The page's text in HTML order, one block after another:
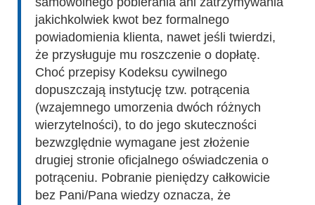
jakichkolwiek kwot bez formalnego
powiadomienia klienta, nawet jeśli twierdzi,
że przysługuje mu roszczenie o dopłatę.
Choć przepisy Kodeksu cywilnego
dopuszczają instytucję tzw. potrącenia
(wzajemnego umorzenia dwóch różnych
wierzytelności), to do jego skuteczności
bezwzględnie wymagane jest złożenie
drugiej stronie oficjalnego oświadczenia o
potrąceniu. Pobranie pieniędzy całkowicie
bez Pani/Pana wiedzy oznacza, że